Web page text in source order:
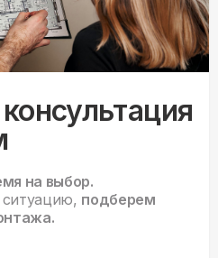
на выбор.
подберем